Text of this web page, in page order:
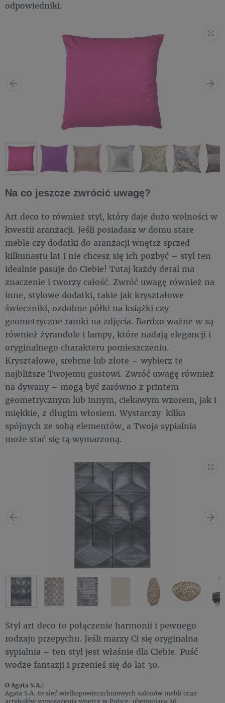
odpowiedniki.
Na co jeszcze zwrócić uwagę?
Art deco to również styl, który daje dużo wolności w
kwestii aranżacji. Jeśli posiadasz w domu stare
meble czy dodatki do aranżacji wnętrz sprzed
kilkunastu lat i nie chcesz się ich pozbyć – styl ten
idealnie pasuje do Ciebie! Tutaj każdy detal ma
znaczenie i tworzy całość. Zwróć uwagę również na
inne, stylowe dodatki, takie jak kryształowe
świeczniki, ozdobne półki na książki czy
geometryczne ramki na zdjęcia. Bardzo ważne w są
również żyrandole i lampy, które nadają elegancji i
oryginalnego charakteru pomieszczeniu.
Kryształowe, srebrne lub złote – wybierz te
najbliższe Twojemu gustowi. Zwróć uwagę również
na dywany – mogą być zarówno z printem
geometrycznym lub innym, ciekawym wzorem, jak i
miękkie, z długim włosiem. Wystarczy kilka
spójnych ze sobą elementów, a Twoja sypialnia
może stać się tą wymarzoną.
Styl art deco to połączenie harmonii i pewnego
rodzaju przepychu. Jeśli marzy Ci się oryginalna
sypialnia – ten styl jest właśnie dla Ciebie. Puść
wodze fantazji i przenieś się do lat 30.
O Agata S.A.:
Agata S.A. to sieć wielkopowierzchniowych salonów mebli oraz
artykułów wyposażenia wnętrz w Polsce; obejmująca 26